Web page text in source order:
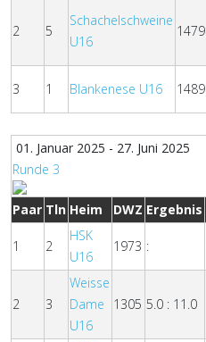
2 5
Schachelschweine
U16
1479
3 1 Blankenese U16 1489
01. Januar 2025 - 27. Juni 2025
Runde 3
Paar Tln Heim DWZ Ergebnis
1 2
HSK
U16
1973 :
2 3
Weisse
Dame
U16
1305 5.0 : 11.0